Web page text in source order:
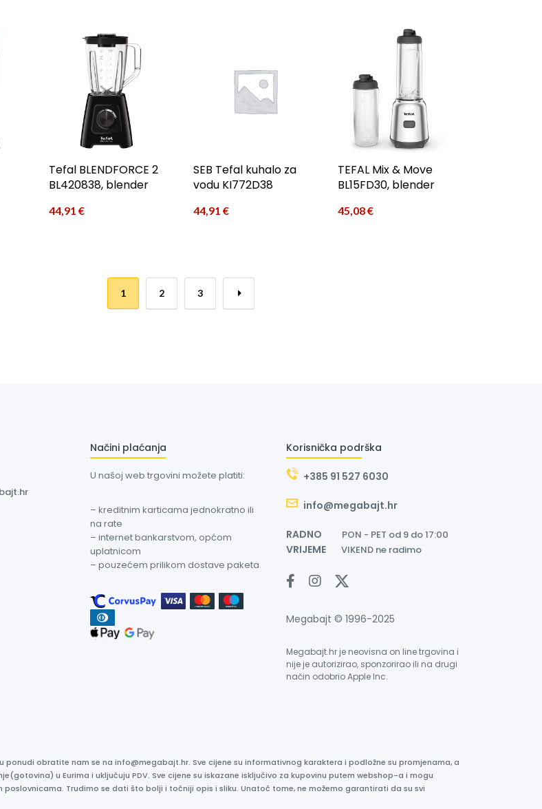
Tefal BLENDFORCE 2
BL420838, blender
44,91 €
SEB Tefal kuhalo za
vodu KI772D38
44,91 €
TEFAL Mix & Move
BL15FD30, blender
45,08€
1 2 3 →
Načini plaćanja
U našoj web trgovini možete platiti:
– kreditnim karticama jednokratno ili
na rate
– internet bankarstvom, općom
uplatnicom
– pouzećem prilikom dostave paketa
Korisnička podrška
+385 91 527 6030
info@megabajt.hr
RADNO PON - PET od 9 do 17:00
VRIJEME VIKEND ne radimo
Megabajt © 1996-2025
Megabajt.hr je neovisna on line trgovina i
nije je autorizirao, sponzorirao ili na drugi
način odobrio Apple Inc.
ponudi obratite nam se na info@megabajt.hr. Sve cijene su informativnog karaktera i podložne su promjenama, a
u Eurima i uključuju PDV. Sve cijene su iskazane isključivo za kupovinu putem webshop-a i mogu
poslovnicama. Trudimo se dati što bolji i točniji opis i sliku. Unatoč tome, ne možemo garantirati da su svi